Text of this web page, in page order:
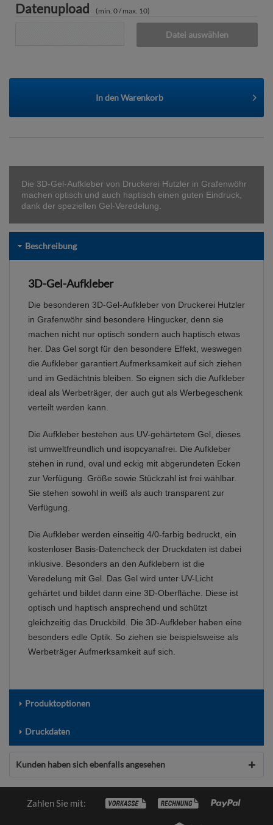
Datenupload (min. 0 / max. 10)
Datei auswählen
In den Warenkorb
Die 3D-Gel-Aufkleber von Druckerei Hutzler in Grafenwöhr
machen optisch und auch haptisch einen guten Eindruck,
dank der speziellen Gel-Veredelung.
Beschreibung
3D-Gel-Aufkleber
Die besonderen 3D-Gel-Aufkleber von Druckerei Hutzler
in Grafenwöhr sind besondere Hingucker, denn sie
machen nicht nur optisch sondern auch haptisch etwas
her. Das Gel sorgt für den besondere Effekt, weswegen
die Aufkleber garantiert Aufmerksamkeit auf sich ziehen
und im Gedächtnis bleiben. So eignen sich die Aufkleber
ideal als Werbeträger, der auch gut als Werbegeschenk
verteilt werden kann.
Die Aufkleber bestehen aus UV-gehärtetem Gel, dieses
ist umweltfreundlich und isopcyanafrei. Die Aufkleber
stehen in rund, oval und eckig mit abgerundeten Ecken
zur Verfügung. Größe sowie Stückzahl ist frei wählbar.
Sie stehen sowohl in weiß als auch transparent zur
Verfügung.
Die Aufkleber werden einseitig 4/0-farbig bedruckt, ein
kostenloser Basis-Datencheck der Druckdaten ist dabei
inklusive. Besonders an den Aufklebern ist die
Veredelung mit Gel. Das Gel wird unter UV-Licht
gehärtet und bildet dann eine 3D-Oberfläche. Diese ist
optisch und haptisch ansprechend und schützt
gleichzeitig das Druckbild. Die 3D-Aufkleber haben eine
besonders edle Optik. So ziehen sie beispielsweise als
Werbeträger Aufmerksamkeit auf sich.
Produktoptionen
Druckdaten
Kunden haben sich ebenfalls angesehen
Zahlen Sie mit: